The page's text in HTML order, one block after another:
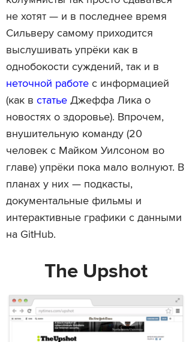
не хотят — и в последнее время
Сильверу самому приходится
выслушивать упрёки как в
однобокости суждений, так и в
неточной работе с информацией
(как в статье Джеффа Лика о
новостях о здоровье). Впрочем,
внушительную команду (20
человек с Майком Уилсоном во
главе) упрёки пока мало волнуют. В
планах у них — подкасты,
документальные фильмы и
интерактивные графики с данными
на GitHub.
The Upshot